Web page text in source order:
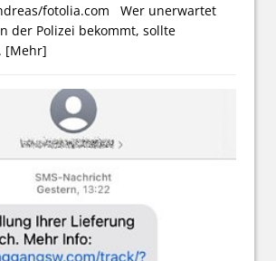
fotolia.com Wer unerwartet
der Polizei bekommt, sollte
[Mehr]